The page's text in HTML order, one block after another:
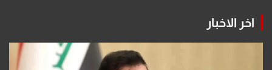
اخر الاخبار